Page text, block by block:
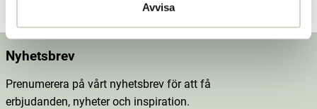
Avvisa
Nyhetsbrev
Prenumerera på vårt nyhetsbrev för att få
erbjudanden, nyheter och inspiration.